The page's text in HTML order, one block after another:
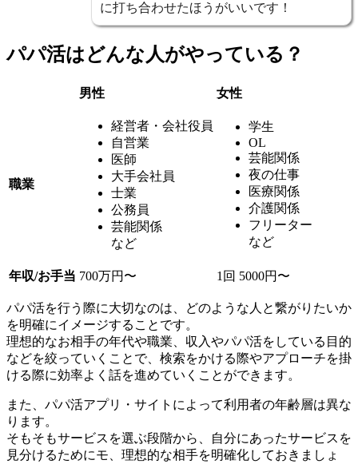
に打ち合わせたほうがいいです！
パパ活はどんな人がやっている？
男性 女性
職業
経営者・会社役員
自営業
医師
大手会社員
士業
公務員
芸能関係
など
学生
OL
芸能関係
夜の仕事
医療関係
介護関係
フリーター
など
年収/お手当 700万円〜 1回 5000円〜
パパ活を行う際に大切なのは、どのような人と繋がりたいか
を明確にイメージすることです。
理想的なお相手の年代や職業、収入やパパ活をしている目的
などを絞っていくことで、検索をかける際やアプローチを掛
ける際に効率よく話を進めていくことができます。
また、パパ活アプリ・サイトによって利用者の年齢層は異な
ります。
そもそもサービスを選ぶ段階から、自分にあったサービスを
見分けるためにモ、理想的な相手を明確化しておきましょ